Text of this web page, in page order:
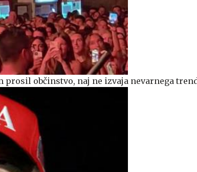
prosil občinstvo, naj ne izvaja nevarnega